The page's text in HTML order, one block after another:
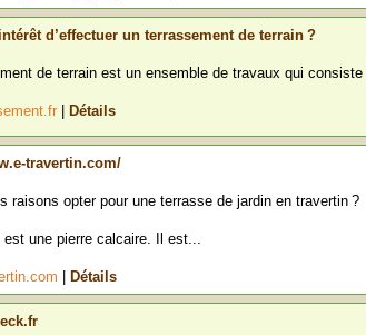
d’effectuer un terrassement de terrain ?
de terrain est un ensemble de travaux qui
Détails
travertin.com/
raisons opter pour une terrasse de jardin en travertin ?
est une pierre calcaire. Il est...
Détails